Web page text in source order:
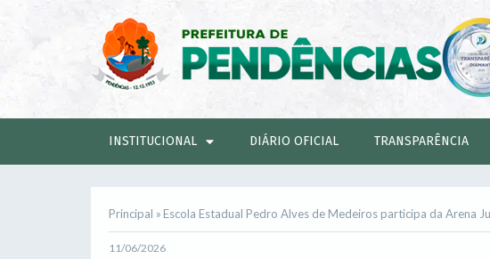
INSTITUCIONAL DIÁRIO OFICIAL TRANSPARÊNCIA
Principal » Escola Estadual Pedro Alves de Medeiros participa da Arena
11/06/2026